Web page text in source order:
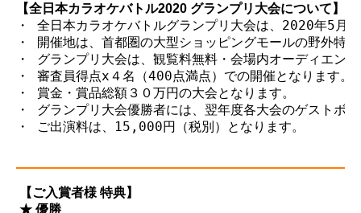
【全日本カラオケバトル2020 グランプリ大会について】
・ 全日本カラオケバトルグランプリ大会は、2020年5月3
・ 開催地は、首都圏の大型ショッピングモールの野外特
・ グランプリ大会は、観覧料無料・会場内オーディエン
・ 審査員得点x４名（400点満点）での開催となります。
・ 賞金・賞品総額３０万円の大会となります。
・ グランプリ大会優勝者には、翌年度各大会のゲストボ
・ ご出演料は、15,000円（税別）となります。
【ご入賞者様 特典】
★ 優勝